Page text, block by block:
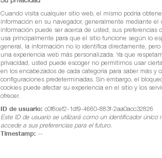
BASF AGRO
CONTACTO
Cuando visita cualquier sitio web, el mismo podría
información en su navegador, generalmente mediante el
información puede ser acerca de usted, sus preferencias
usa principalmente para que el sitio funcione según lo
general, la información no lo identifica directamente,
una experiencia web más personalizada. Ya que
privacidad, usted puede escoger no permitirnos usar
en los encabezados de cada categoría para saber más y
configuraciones predeterminadas. Sin embargo, el
cookies puede afectar su experiencia en el sitio y los
ofrecer.
ID de usuario: c0f6cef2-1df9-4660-883f-2aa0acc32826
Este ID de usuario se utilizará como un identificador único
accede a sus preferencias para el futuro.
Timestamp: --